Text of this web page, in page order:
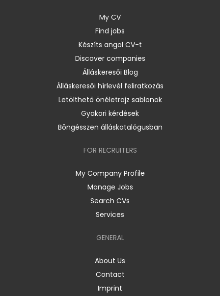
My CV
Find jobs
Készíts angol CV-t
Discover companies
Álláskeresői Blog
Álláskeresői hírlevél feliratkozás
Letölthető önéletrajz sablonok
Gyakori kérdések
Böngésszen álláskatalógusban
FOR RECRUITERS
My Company Profile
Manage Jobs
Search CVs
Services
GENERAL
About Us
Contact
Imprint